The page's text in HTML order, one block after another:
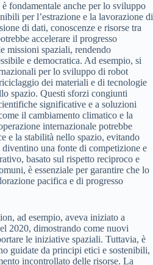
fondamentale anche per lo sviluppo
per l’estrazione e la lavorazione di
di dati, conoscenze e risorse tra
accelerare il progresso
missioni spaziali, rendendo
e democratica. Ad esempio, si
per lo sviluppo di robot
dei materiali e di tecnologie
spazio. Questi sforzi congiunti
significative e a soluzioni
il cambiamento climatico e la
internazionale potrebbe
e la stabilità nello spazio, evitando
una fonte di competizione e
basato sul rispetto reciproco e
è essenziale per garantire che lo
pacifica e di progresso
ad esempio, aveva iniziato a
2020, dimostrando come nuovi
le iniziative spaziali. Tuttavia, è
guidate da principi etici e sostenibili,
incontrollato delle risorse. La